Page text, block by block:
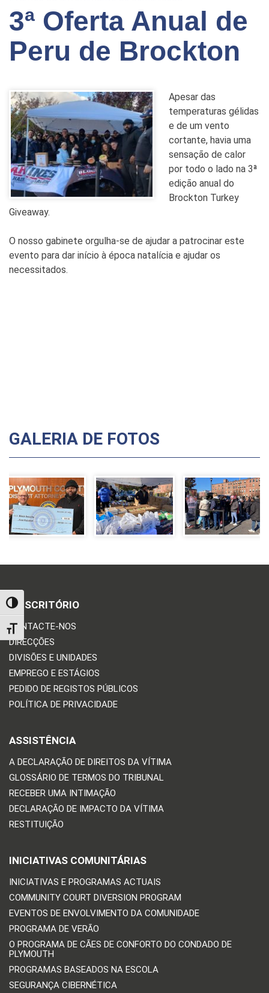
TOGGLE HIGH CONTRAST
TOGGLE FONT SIZE
3ª Oferta Anual de
Peru de Brockton
Apesar das
temperaturas gélidas
e de um vento
cortante, havia uma
sensação de calor
por todo o lado na 3ª
edição anual do
Brockton Turkey
Giveaway.
O nosso gabinete orgulha-se de ajudar a patrocinar este
evento para dar início à época natalícia e ajudar os
necessitados.
GALERIA DE FOTOS
O ESCRITÓRIO
CONTACTE-NOS
DIRECÇÕES
DIVISÕES E UNIDADES
EMPREGO E ESTÁGIOS
PEDIDO DE REGISTOS PÚBLICOS
POLÍTICA DE PRIVACIDADE
ASSISTÊNCIA
A DECLARAÇÃO DE DIREITOS DA VÍTIMA
GLOSSÁRIO DE TERMOS DO TRIBUNAL
RECEBER UMA INTIMAÇÃO
DECLARAÇÃO DE IMPACTO DA VÍTIMA
RESTITUIÇÃO
INICIATIVAS COMUNITÁRIAS
INICIATIVAS E PROGRAMAS ACTUAIS
COMMUNITY COURT DIVERSION PROGRAM
EVENTOS DE ENVOLVIMENTO DA COMUNIDADE
PROGRAMA DE VERÃO
O PROGRAMA DE CÃES DE CONFORTO DO CONDADO DE
PLYMOUTH
PROGRAMAS BASEADOS NA ESCOLA
SEGURANÇA CIBERNÉTICA